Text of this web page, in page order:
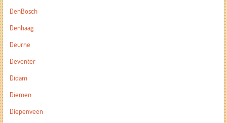
DenBosch
Denhaag
Deurne
Deventer
Didam
Diemen
Diepenveen